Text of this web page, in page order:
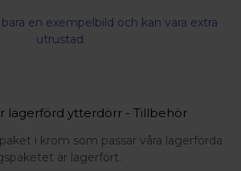
en exempelbild och kan vara extra
utrustad.
lagerförd ytterdörr - Tillbehör
i krom som passar våra lagerförda
är lagerfört.